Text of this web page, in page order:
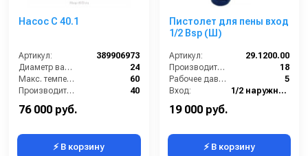
Насос C 40.1
Артикул:
389906973
Диаметр вала (мм):
24
Макс. температура воды (°C):
60
Производительность (л/мин):
40
76 000 руб.
⚡ В корзину
Пистолет для пены вход
1/2 Bsp (Ш)
Артикул:
29.1200.00
Производительность (л/мин):
18
Рабочее давление (бар):
5
Вход:
1/2 наружняя резьба
19 000 руб.
⚡ В корзину